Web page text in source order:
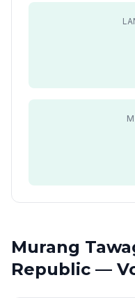
Murang
Republic —